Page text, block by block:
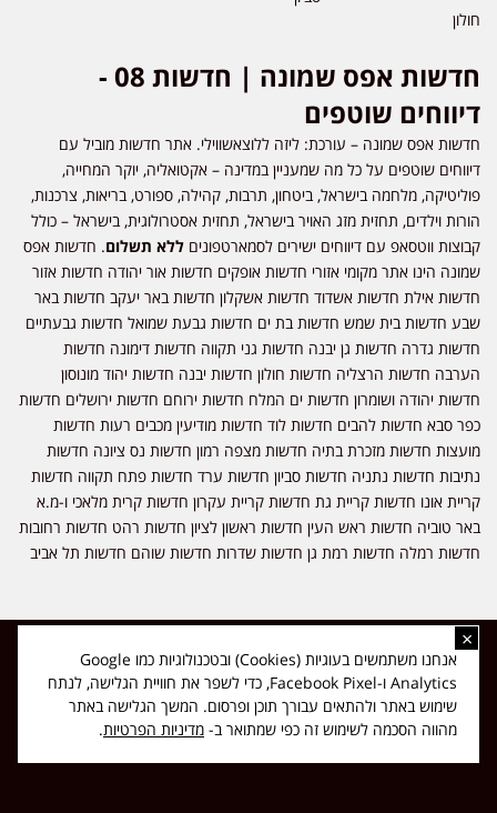
חולון
חדשות אפס שמונה | חדשות 08 -
דיווחים שוטפים
חדשות אפס שמונה – עורכת: ליזה ללוצאשווילי. אתר חדשות מוביל עם
דיווחים שוטפים על כל מה שמעניין במדינה – אקטואליה, יוקר המחייה,
פוליטיקה, מלחמה בישראל, ביטחון, תרבות, קהילה, ספורט, בריאות, צרכנות,
הורות וילדים, תחזית מזג האויר בישראל, תחזית אסטרולוגית, בישראל – כולל
קבוצות ווטסאפ עם דיווחים ישירים לסמארטפונים ללא תשלום. חדשות אפס
שמונה הינו אתר מקומי אזורי חדשות אופקים חדשות אור יהודה חדשות אזור
חדשות אילת חדשות אשדוד חדשות אשקלון חדשות באר יעקב חדשות באר
שבע חדשות בית שמש חדשות בת ים חדשות גבעת שמואל חדשות גבעתיים
חדשות גדרה חדשות גן יבנה חדשות גני תקווה חדשות דימונה חדשות
הערבה חדשות הרצליה חדשות חולון חדשות יבנה חדשות יהוד מונוסון
חדשות יהודה ושומרון חדשות ים המלח חדשות ירוחם חדשות ירושלים חדשות
כפר סבא חדשות להבים חדשות לוד חדשות מודיעין מכבים רעות חדשות
מועצות חדשות מזכרת בתיה חדשות מצפה רמון חדשות נס ציונה חדשות
נתיבות חדשות נתניה חדשות סביון חדשות ערד חדשות פתח תקווה חדשות
קריית אונו חדשות קריית גת חדשות קריית עקרון חדשות קרית מלאכי ו-מ.א
באר טוביה חדשות ראש העין חדשות ראשון לציון חדשות רהט חדשות רחובות
חדשות רמלה חדשות רמת גן חדשות שדרות חדשות שוהם חדשות תל אביב
כל הזכויות שמורות ל-ליזה ללוצאשווילי - חדשות אפס שמונה - דיווחים בזמן
אמת, נוסד בשנת 2019 | טל' לפרסומים 054-9759222 מייל מערכת
news08.net@gmail.com
Made with ❤ byDIGITA
×
אנחנו משתמשים בעוגיות (Cookies) ובטכנולוגיות כמו Google
Analytics ו-Facebook Pixel, כדי לשפר את חוויית הגלישה, לנתח
שימוש באתר ולהתאים עבורך תוכן ופרסום. המשך הגלישה באתר
מהווה הסכמה לשימוש זה כפי שמתואר ב- מדיניות הפרטיות.